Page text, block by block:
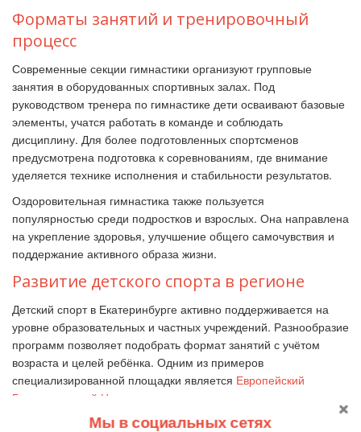
Форматы занятий и тренировочный
процесс
Современные секции гимнастики организуют групповые
занятия в оборудованных спортивных залах. Под
руководством тренера по гимнастике дети осваивают базовые
элементы, учатся работать в команде и соблюдать
дисциплину. Для более подготовленных спортсменов
предусмотрена подготовка к соревнованиям, где внимание
уделяется технике исполнения и стабильности результатов.
Оздоровительная гимнастика также пользуется
популярностью среди подростков и взрослых. Она направлена
на укрепление здоровья, улучшение общего самочувствия и
поддержание активного образа жизни.
Развитие детского спорта в регионе
Детский спорт в Екатеринбурге активно поддерживается на
уровне образовательных и частных учреждений. Разнообразие
программ позволяет подобрать формат занятий с учётом
возраста и целей ребёнка. Одним из примеров
специализированной площадки является Европейский
Гимнастический Центр
постепенного освоения навыков и безопасной физической
Мы в социальных сетях